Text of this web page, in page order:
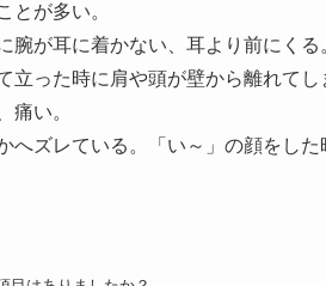
とが多い。
が耳に着かない、耳より前にくる
った時に肩や頭が壁から離れてし
痛い。
へズレている。「い～」の顔をし